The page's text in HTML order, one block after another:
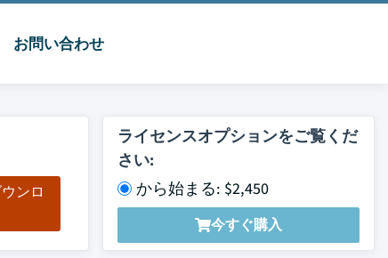
お問い合わせ
ンロ
ライセンスオプションをご覧くだ
さい:
から始まる: $2,450
今すぐ購入